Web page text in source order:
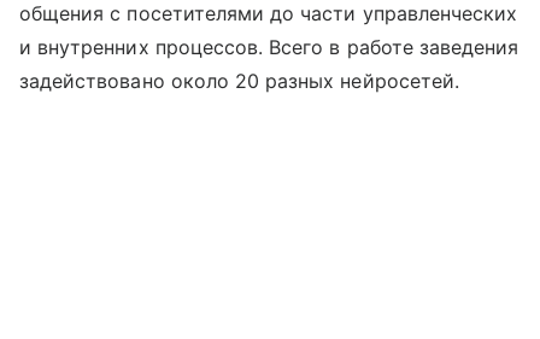
общения с посетителями до части управленческих
и внутренних процессов. Всего в работе заведения
задействовано около 20 разных нейросетей.